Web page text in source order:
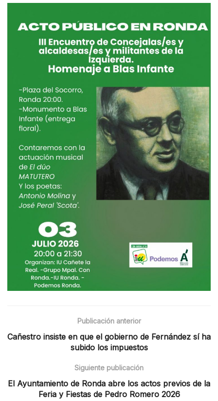
Publicación anterior
Cañestro insiste en que el gobierno de Fernández sí ha
subido los impuestos
Siguiente publicación
El Ayuntamiento de Ronda abre los actos previos de la
Feria y Fiestas de Pedro Romero 2026